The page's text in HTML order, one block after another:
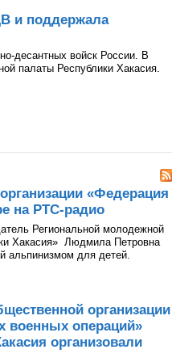
и поддержала
десантных войск России. В
палаты Республики Хакасия.
«Федерация
на РТС-радио
Региональной молодежной
Хакасия» Людмила Петровна
альпинизмом для детей.
организации
военных операций»
организовали